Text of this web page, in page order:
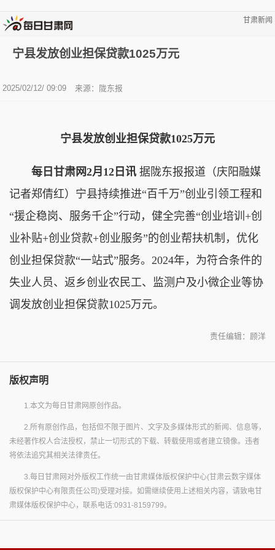
甘肃新闻
宁县发放创业担保贷款1025万元
2025/02/12/ 09:09 来源：陇东报
宁县发放创业担保贷款1025万元
每日甘肃网2月12日讯 据陇东报报道（庆阳融媒
记者郑倩红）宁县持续推进“百千万”创业引领工程和
“援企稳岗、服务千企”行动，健全完善“创业培训+创
业补贴+创业贷款+创业服务”的创业帮扶机制，优化
创业担保贷款“一站式”服务。2024年，为符合条件的
失业人员、返乡创业农民工、监测户及小微企业等协
调发放创业担保贷款1025万元。
责任编辑：顾洋
版权声明
1.本文为每日甘肃网原创作品。
2.所有原创作品，包括但不限于图片、文字及多媒体形式的新闻、信息等，
未经著作权人合法授权，禁止一切形式的下载、转载使用或者建立镜像。违者
将依法追究其相关法律责任。
3.每日甘肃网对外版权工作统一由甘肃媒体版权保护中心(甘肃云数字媒体
版权保护中心有限责任公司)受理对接。如需继续使用上述相关内容，请致电甘
肃媒体版权保护中心，联系电话:0931-8159799。